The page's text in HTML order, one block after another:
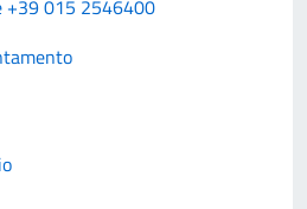
+39 015 2546400